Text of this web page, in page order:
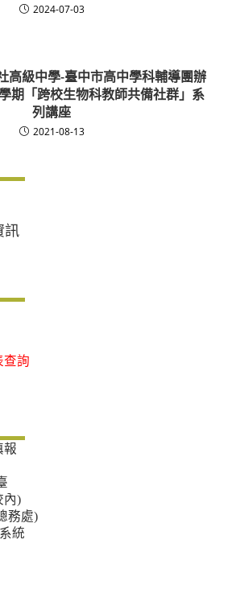
2024-07-03
高級中學-臺中市高中學科輔導團辦
期「跨校生物科教師共備社群」系
列講座
2021-08-13
訊
查詢
報
內)
務處)
統